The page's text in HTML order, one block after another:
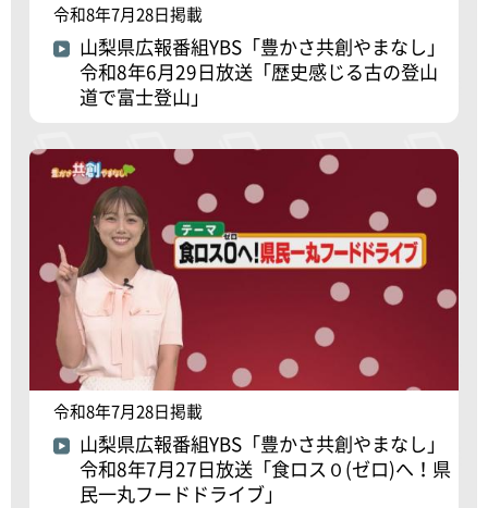
令和8年7月28日掲載
山梨県広報番組YBS「豊かさ共創やまなし」
令和8年6月29日放送「歴史感じる古の登山
道で富士登山」
令和8年7月28日掲載
山梨県広報番組YBS「豊かさ共創やまなし」
令和8年7月27日放送「食ロス０(ゼロ)へ！県
民一丸フードドライブ」